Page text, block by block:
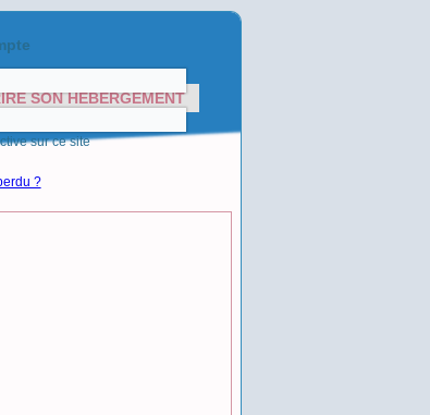
sur ce site
?
SON HÉBERGEMENT